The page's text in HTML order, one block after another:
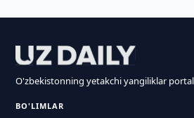
O'zbekistonning yetakchi yangiliklar
BO'LIMLAR